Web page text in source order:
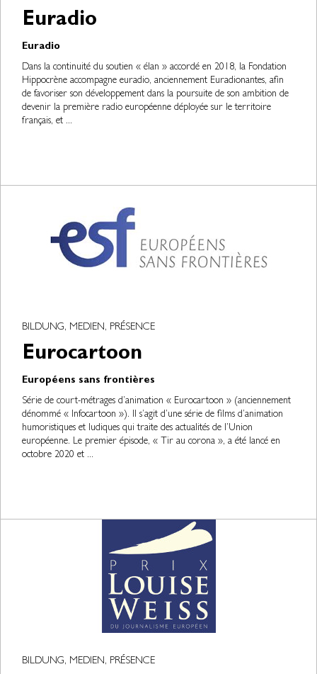
Euradio
Euradio
Dans la continuité du soutien « élan » accordé en 2018, la Fondation
Hippocrène accompagne euradio, anciennement Euradionantes, afin
de favoriser son développement dans la poursuite de son ambition de
devenir la première radio européenne déployée sur le territoire
français, et ...
BILDUNG, MEDIEN, PRÉSENCE
Eurocartoon
Européens sans frontières
Série de court-métrages d’animation « Eurocartoon » (anciennement
dénommé « Infocartoon »). Il s’agit d’une série de films d’animation
humoristiques et ludiques qui traite des actualités de l’Union
européenne. Le premier épisode, « Tir au corona », a été lancé en
octobre 2020 et ...
BILDUNG, MEDIEN, PRÉSENCE